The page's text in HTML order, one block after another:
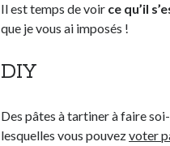
Il est temps de voir ce qu’il
que je vous ai imposés !
DIY
Des pâtes à tartiner à faire
lesquelles vous pouvezvoter